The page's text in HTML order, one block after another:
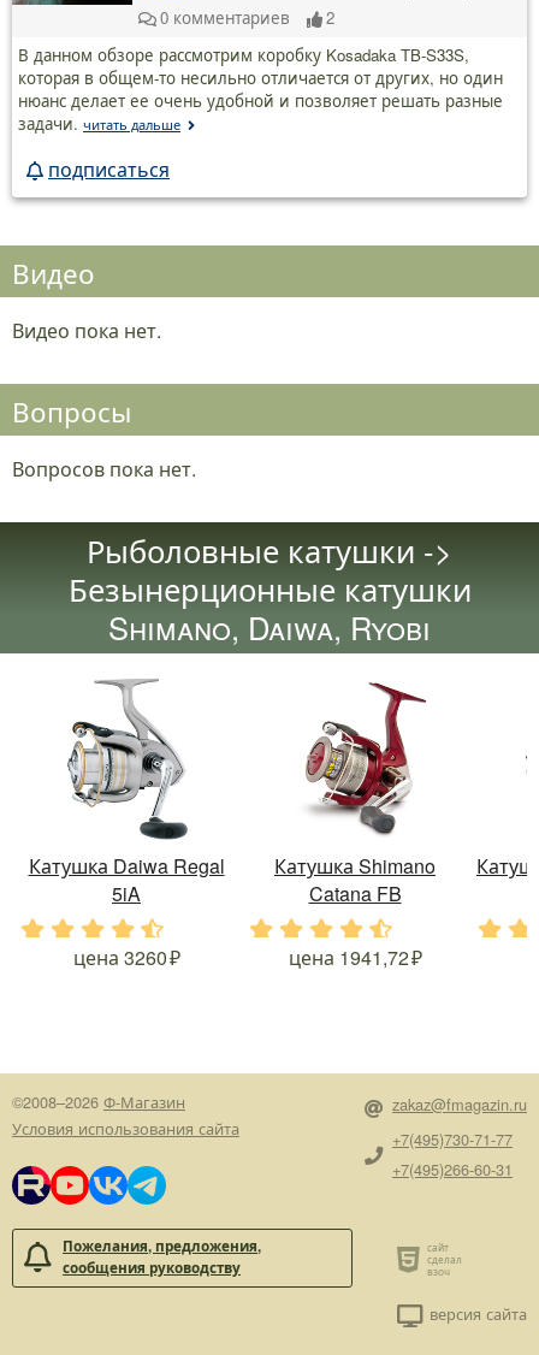
0 комментариев
2
В данном обзоре рассмотрим коробку Kosadaka TB-S33S,
которая в общем-то несильно отличается от других, но один
нюанс делает ее очень удобной и позволяет решать разные
задачи. читать дальше
подписаться
Видео
Видео пока нет.
Вопросы
Вопросов пока нет.
Рыболовные катушки ->
Безынерционные катушки
Shimano, Daiwa, Ryobi
Катушка Daiwa Regal
5iA
. . .
цена 3260
Катушка Shimano
Catana FB
. . . .
цена 1941,72
©2008–2026 Ф-Магазин
Условия использования сайта
Пожелания, предложения,
сообщения руководству
zakaz@fmagazin.ru
+7(495)730-71-77
+7(495)266-60-31
версия сайта